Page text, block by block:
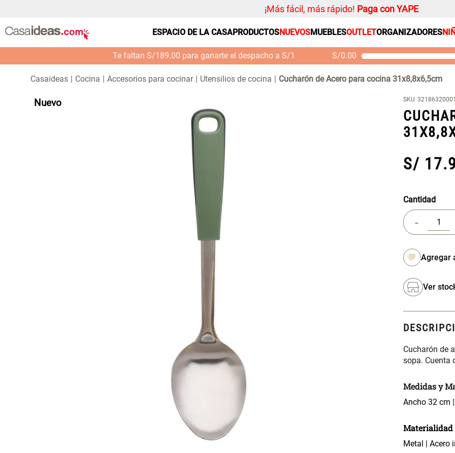
¡Más fácil, más rápido! Paga con YAPE
ESPACIO DE LA CASAPRODUCTOSNUEVOSMUEBLESOUTLETORGANIZADORES
Te faltan S/189.00 para ganarte el despacho a S/1 S/0.00
Cocina Accesorios para cocinar Utensilios de cocina Cucharón de Acero para cocina 31x8,8x6,5cm
Nuevo SKU
S/ 17.
Cantidad
-
Ver
Cucharón de
sopa. Cuenta
Medidas y
Ancho 32 cm
Materialidad
Metal | Acero
Mueble MDF y Madera
Bambú Inodoro con
Puerta 65x28x171 cm
S/ 261.00 S/
Cojin
Alfombra